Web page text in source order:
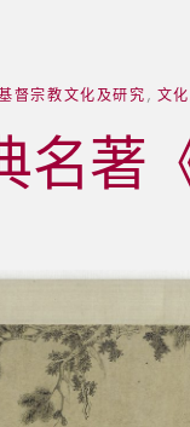
督宗教文化及研究 , 文
名著